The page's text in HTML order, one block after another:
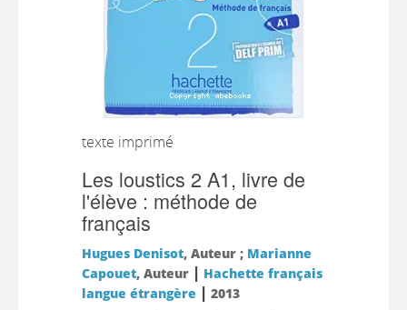
texte imprimé
Les loustics 2 A1, livre de
l'élève : méthode de
français
Hugues Denisot, Auteur ; Marianne
Capouet, Auteur | Hachette français
langue étrangère | 2013